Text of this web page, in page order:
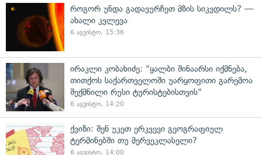
როგორ უნდა გადავურჩეთ მზის სიკვდილს? —
ახალი კვლევა
6 აგვისტო, 15:36
ირაკლი კობახიძე: "ყალბი შინაარსი იქმნება,
თითქოს საქართველოში უარყოფითი გარემოა
შექმნილი რუსი ტურისტებისთვის"
6 აგვისტო, 14:20
ქვიზი: შენ უკეთ ერკვევი გეოგრაფიულ
ტერმინებში თუ მერვეკლასელი?
6 აგვისტო, 14:00